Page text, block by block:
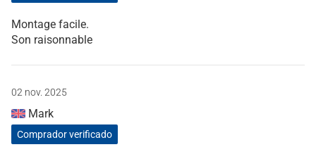
Montage facile.
Son raisonnable
02 nov. 2025
Mark
Comprador verificado